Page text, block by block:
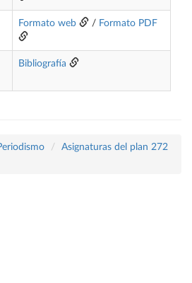
Formato web / Formato PDF
Bibliografía
Asignaturas del plan 272